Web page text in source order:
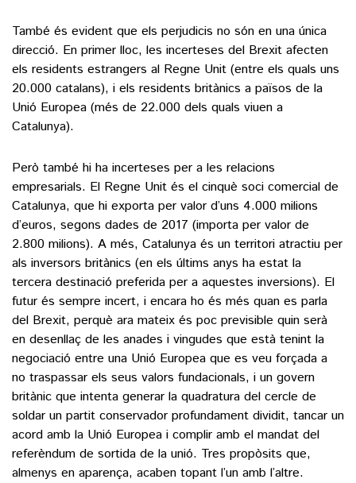
També és evident que els perjudicis no són en una única
direcció. En primer lloc, les incerteses del Brexit afecten
els residents estrangers al Regne Unit (entre els quals uns
20.000 catalans), i els residents britànics a països de la
Unió Europea (més de 22.000 dels quals viuen a
Catalunya).
Però també hi ha incerteses per a les relacions
empresarials. El Regne Unit és el cinquè soci comercial de
Catalunya, que hi exporta per valor d’uns 4.000 milions
d’euros, segons dades de 2017 (importa per valor de
2.800 milions). A més, Catalunya és un territori atractiu per
als inversors britànics (en els últims anys ha estat la
tercera destinació preferida per a aquestes inversions). El
futur és sempre incert, i encara ho és més quan es parla
del Brexit, perquè ara mateix és poc previsible quin serà
en desenllaç de les anades i vingudes que està tenint la
negociació entre una Unió Europea que es veu forçada a
no traspassar els seus valors fundacionals, i un govern
britànic que intenta generar la quadratura del cercle de
soldar un partit conservador profundament dividit, tancar un
acord amb la Unió Europea i complir amb el mandat del
referèndum de sortida de la unió. Tres propòsits que,
almenys en aparença, acaben topant l’un amb l’altre.